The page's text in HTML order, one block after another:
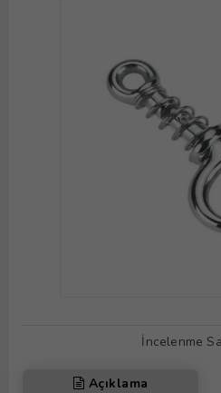
İncelenme
Açıklama